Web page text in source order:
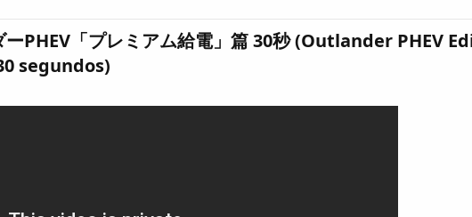
ーPHEV「プレミアム給電」篇 30秒 (Outlander PHEV
segundos)​